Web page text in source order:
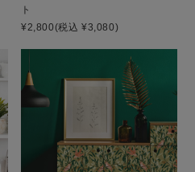
ト
¥2,800(税込 ¥3,080)